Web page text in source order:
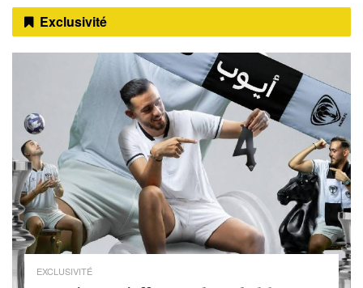
Exclusivité
EXCLUSIVITÉ